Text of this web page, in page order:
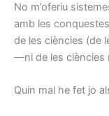
No m’oferiu
amb les conquestes
de les ciències (de
—ni de les ciències
Quin mal he fet jo